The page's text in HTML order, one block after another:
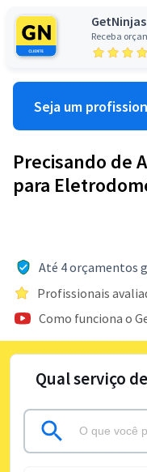
Receba
Seja um
Precisando de
para
Até 4 orçamentos
Profissionais
Como funciona o
Qual serviço